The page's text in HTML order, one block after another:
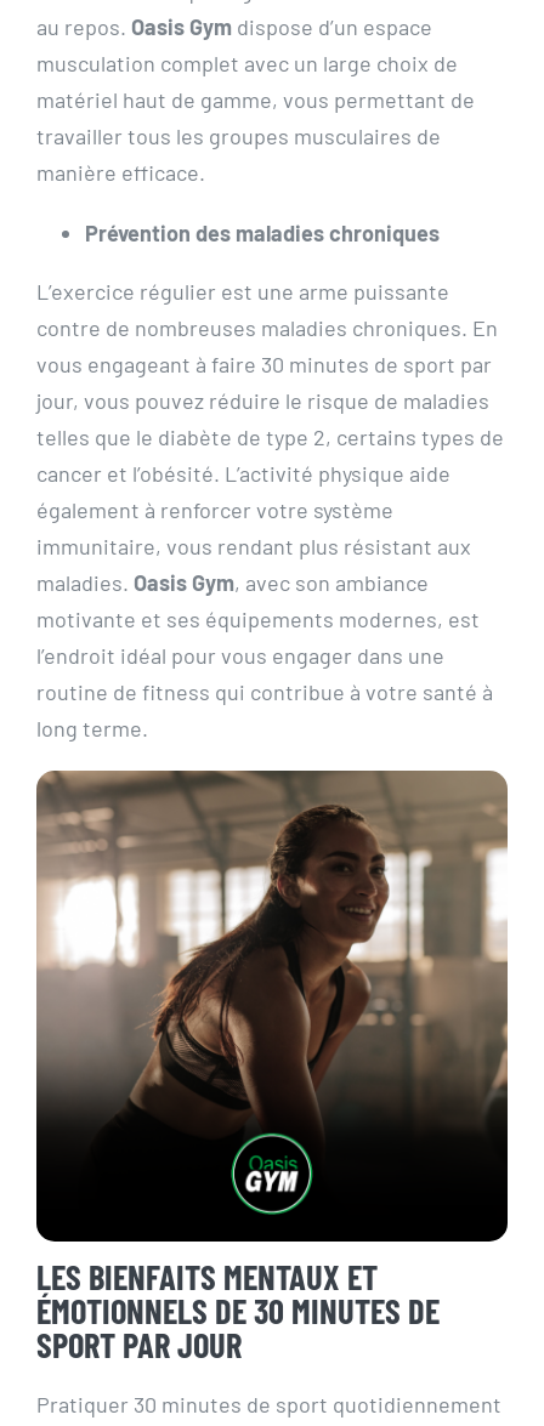
au repos. Oasis Gymdispose d’un espace
musculation complet avec un large choix de
matériel haut de gamme, vous permettant de
travailler tous les groupes musculaires de
manière efficace.
Prévention des maladies chroniques
L’exercice régulier est une arme puissante
contre de nombreuses maladies chroniques. En
vous engageant à faire 30 minutes de sport par
jour, vous pouvez réduire le risque de maladies
telles que le diabète de type 2, certains types de
cancer et l’obésité. L’activité physique aide
également à renforcer votre système
immunitaire, vous rendant plus résistant aux
maladies. Oasis Gym, avec son ambiance
motivante et ses équipements modernes, est
l’endroit idéal pour vous engager dans une
routine de fitness qui contribue à votre santé à
long terme.
LES BIENFAITS MENTAUX ET
ÉMOTIONNELS DE 30 MINUTES DE
SPORT PAR JOUR
Pratiquer 30 minutes de sport quotidiennement